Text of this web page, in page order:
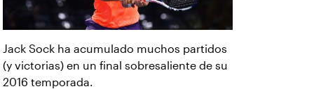
Jack Sock ha acumulado muchos partidos
(y victorias) en un final sobresaliente de su
2016 temporada.